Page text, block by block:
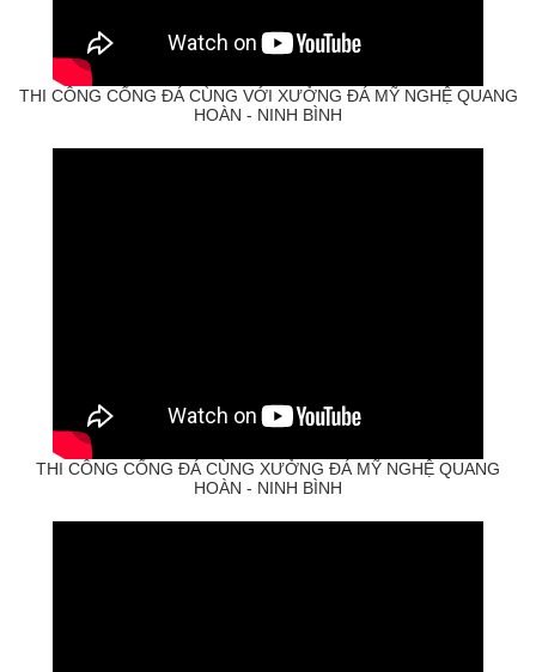
THI CÔNG CỔNG ĐÁ CÙNG VỚI XƯỞNG ĐÁ MỸ NGHỆ QUANG
HOÀN - NINH BÌNH
THI CÔNG CỔNG ĐÁ CÙNG XƯỞNG ĐÁ MỸ NGHỆ QUANG
HOÀN - NINH BÌNH